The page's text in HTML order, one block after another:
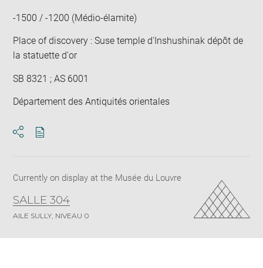
-1500 / -1200 (Médio-élamite)
Place of discovery : Suse temple d'Inshushinak dépôt de
la statuette d'or
SB 8321 ; AS 6001
Département des Antiquités orientales
Currently on display at the Musée du Louvre
SALLE 304
AILE SULLY, NIVEAU 0